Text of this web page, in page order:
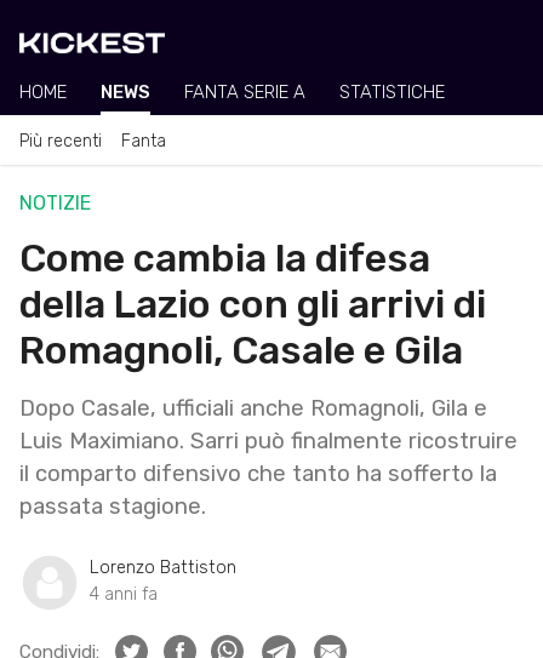
HOME NEWS FANTA SERIE A STATISTICHE
Più recenti Fanta
NOTIZIE
Come cambia la difesa
della Lazio con gli arrivi di
Romagnoli, Casale e Gila
Dopo Casale, ufficiali anche Romagnoli, Gila e
Luis Maximiano. Sarri può finalmente ricostruire
il comparto difensivo che tanto ha sofferto la
passata stagione.
Lorenzo Battiston
4 anni fa
Condividi: